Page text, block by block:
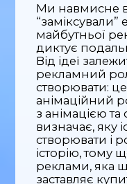
Ми навмисне в
“заміксували”
майбутньої
диктує
Від ідеї
рекламний
створювати:
анімаційний
з анімацією
визначає, яку
створювати і
історію, тому
реклами, яка
заставляє